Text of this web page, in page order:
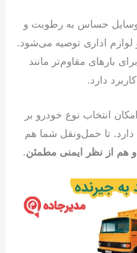
حساس به رطوبت و
لوازم اداری توصیه می‌شود.
بارهای مقاوم‌تر مانند
دارد.
انتخاب نوع خودرو بر
تا حمل‌ونقل شما هم
و هم از نظر ایمنی مطمئن.